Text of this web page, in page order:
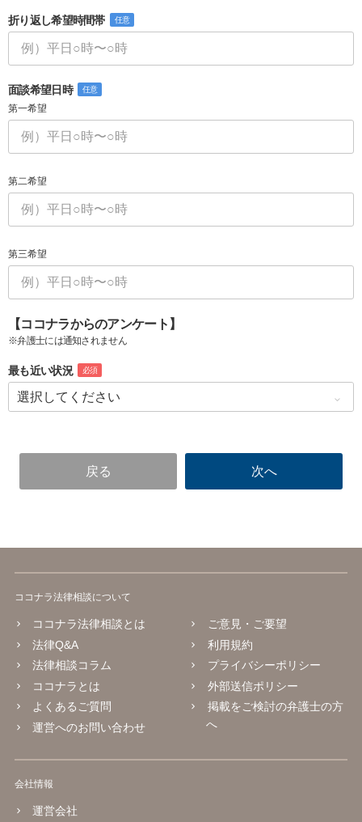
折り返し希望時間帯 任意
面談希望日時 任意
第一希望
第二希望
第三希望
【ココナラからのアンケート】
※弁護士には通知されません
最も近い状況 必須
ココナラ法律相談について
ココナラ法律相談とは
法律Q&A
法律相談コラム
ココナラとは
よくあるご質問
運営へのお問い合わせ
ご意見・ご要望
利用規約
プライバシーポリシー
外部送信ポリシー
掲載をご検討の弁護士の方
へ
会社情報
運営会社